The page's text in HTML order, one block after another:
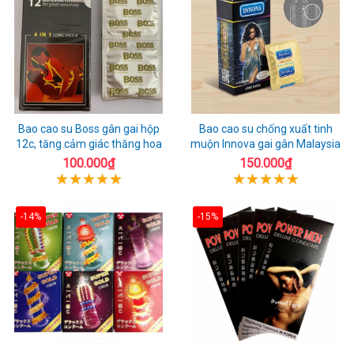
Bao cao su Boss gân gai hộp
12c, tăng cảm giác thăng hoa
100.000₫
Bao cao su chống xuất tinh
muộn Innova gai gân Malaysia
150.000₫
-14% -15%